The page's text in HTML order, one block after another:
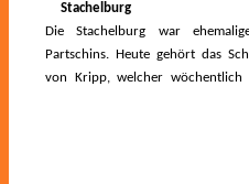
Stachelburg
Die Stachelburg war
Partschins. Heute gehört das
von Kripp, welcher wöchentlich